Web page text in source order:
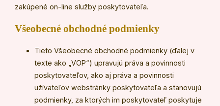
zakúpené on-line služby poskytovateľa.
Všeobecné obchodné podmienky
Tieto Všeobecné obchodné podmienky (ďalej v
texte ako „VOP“) upravujú práva a povinnosti
poskytovateľov, ako aj práva a povinnosti
užívateľov webstránky poskytovateľa a stanovujú
podmienky, za ktorých im poskytovateľ poskytuje